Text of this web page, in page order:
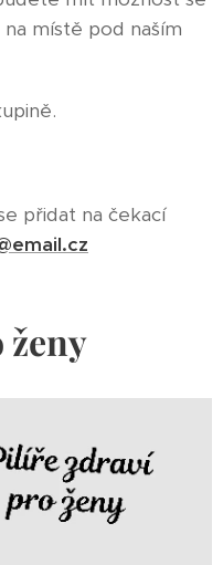
místě pod naším
přidat na čekací